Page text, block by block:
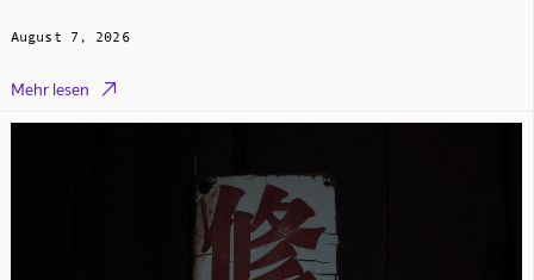
August 7, 2026
Mehr lesen 